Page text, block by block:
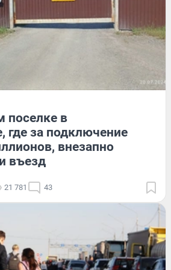
поселке в
где за подключение
внезапно
въезд
21 781 43